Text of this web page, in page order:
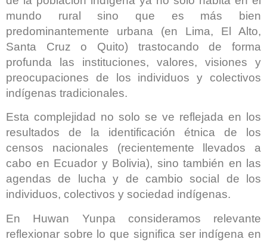
mundo rural sino que es más bien
predominantemente urbana (en Lima, El Alto,
Santa Cruz o Quito) trastocando de forma
profunda las instituciones, valores, visiones y
preocupaciones de los individuos y colectivos
indígenas tradicionales.
Esta complejidad no solo se ve reflejada en los
resultados de la identificación étnica de los
censos nacionales (recientemente llevados a
cabo en Ecuador y Bolivia), sino también en las
agendas de lucha y de cambio social de los
individuos, colectivos y sociedad indígenas.
En Huwan Yunpa consideramos relevante
reflexionar sobre lo que significa ser indígena en